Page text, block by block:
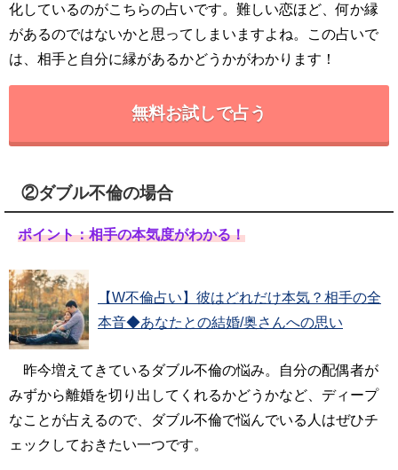
化しているのがこちらの占いです。難しい恋ほど、何か縁
があるのではないかと思ってしまいますよね。この占いで
は、相手と自分に縁があるかどうかがわかります！
無料お試しで占う
②ダブル不倫の場合
ポイント：相手の本気度がわかる！
【W不倫占い】彼はどれだけ本気？相手の全
本音◆あなたとの結婚/奥さんへの思い
昨今増えてきているダブル不倫の悩み。自分の配偶者が
みずから離婚を切り出してくれるかどうかなど、ディープ
なことが占えるので、ダブル不倫で悩んでいる人はぜひチ
ェックしておきたい一つです。